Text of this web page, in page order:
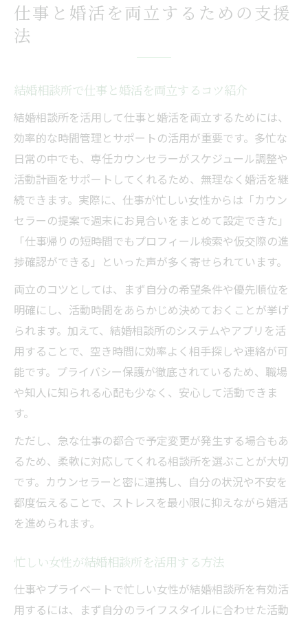
仕事と婚活を両立するための支援
法
結婚相談所で仕事と婚活を両立するコツ紹介
結婚相談所を活用して仕事と婚活を両立するためには、
効率的な時間管理とサポートの活用が重要です。多忙な
日常の中でも、専任カウンセラーがスケジュール調整や
活動計画をサポートしてくれるため、無理なく婚活を継
続できます。実際に、仕事が忙しい女性からは「カウン
セラーの提案で週末にお見合いをまとめて設定できた」
「仕事帰りの短時間でもプロフィール検索や仮交際の進
捗確認ができる」といった声が多く寄せられています。
両立のコツとしては、まず自分の希望条件や優先順位を
明確にし、活動時間をあらかじめ決めておくことが挙げ
られます。加えて、結婚相談所のシステムやアプリを活
用することで、空き時間に効率よく相手探しや連絡が可
能です。プライバシー保護が徹底されているため、職場
や知人に知られる心配も少なく、安心して活動できま
す。
ただし、急な仕事の都合で予定変更が発生する場合もあ
るため、柔軟に対応してくれる相談所を選ぶことが大切
です。カウンセラーと密に連携し、自分の状況や不安を
都度伝えることで、ストレスを最小限に抑えながら婚活
を進められます。
忙しい女性が結婚相談所を活用する方法
仕事やプライベートで忙しい女性が結婚相談所を有効活
用するには、まず自分のライフスタイルに合わせた活動